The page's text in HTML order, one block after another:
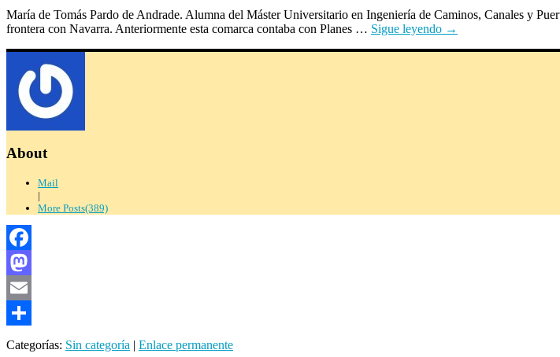
María de Tomás Pardo de Andrade. Alumna del Máster Universitario en Ingeniería de Caminos, Canales y
frontera con Navarra. Anteriormente esta comarca contaba con Planes … Sigue leyendo →
About
Mail
|
More Posts(389)
Facebook
Mastodon
Email
Compartir
Categorías: Sin categoría | Enlace permanente